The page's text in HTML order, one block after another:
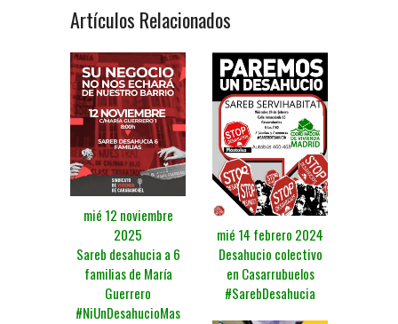
Artículos Relacionados
mié 12 noviembre
2025
Sareb desahucia a 6
familias de María
Guerrero
#NiUnDesahucioMas
mié 14 febrero 2024
Desahucio colectivo
en Casarrubuelos
#SarebDesahucia